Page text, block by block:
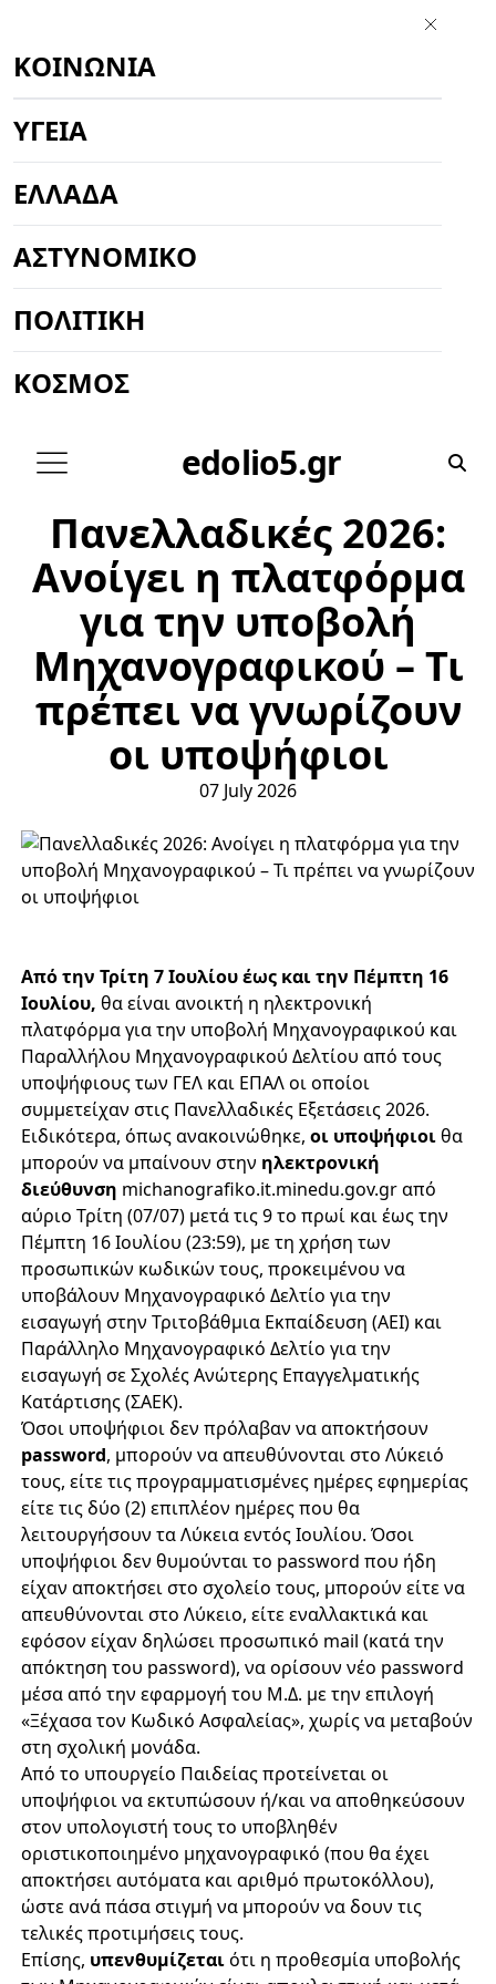
ΚΟΙΝΩΝΊΑ
ΥΓΕΊΑ
ΕΛΛΆΔΑ
ΑΣΤΥΝΟΜΙΚΌ
ΠΟΛΙΤΙΚΉ
ΚΌΣΜΟΣ
edolio5.gr
Πανελλαδικές 2026:
Ανοίγει η πλατφόρμα
για την υποβολή
Μηχανογραφικού – Τι
πρέπει να γνωρίζουν
οι υποψήφιοι
07 July 2026
Από την Τρίτη 7 Ιουλίου έως και την Πέμπτη 16
Ιουλίου, θα είναι ανοικτή η ηλεκτρονική
πλατφόρμα για την υποβολή Μηχανογραφικού και
Παραλλήλου Μηχανογραφικού Δελτίου από τους
υποψήφιους των ΓΕΛ και ΕΠΑΛ οι οποίοι
συμμετείχαν στις Πανελλαδικές Εξετάσεις 2026.
Ειδικότερα, όπως ανακοινώθηκε, οι υποψήφιοιθα
μπορούν να μπαίνουν στην ηλεκτρονική
διεύθυνση michanografiko.it.minedu.gov.gr από
αύριο Τρίτη (07/07) μετά τις 9 το πρωί και έως την
Πέμπτη 16 Ιουλίου (23:59), με τη χρήση των
προσωπικών κωδικών τους, προκειμένου να
υποβάλουν Μηχανογραφικό Δελτίο για την
εισαγωγή στην Τριτοβάθμια Εκπαίδευση (ΑΕΙ) και
Παράλληλο Μηχανογραφικό Δελτίο για την
εισαγωγή σε Σχολές Ανώτερης Επαγγελματικής
Κατάρτισης (ΣΑΕΚ).
Όσοι υποψήφιοι δεν πρόλαβαν να αποκτήσουν
password, μπορούν να απευθύνονται στο Λύκειό
τους, είτε τις προγραμματισμένες ημέρες εφημερίας
είτε τις δύο (2) επιπλέον ημέρες που θα
λειτουργήσουν τα Λύκεια εντός Ιουλίου. Όσοι
υποψήφιοι δεν θυμούνται το password που ήδη
είχαν αποκτήσει στο σχολείο τους, μπορούν είτε να
απευθύνονται στο Λύκειο, είτε εναλλακτικά και
εφόσον είχαν δηλώσει προσωπικό mail (κατά την
απόκτηση του password), να ορίσουν νέο password
μέσα από την εφαρμογή του Μ.Δ. με την επιλογή
«Ξέχασα τον Κωδικό Ασφαλείας», χωρίς να μεταβούν
στη σχολική μονάδα.
Από το υπουργείο Παιδείας προτείνεται οι
υποψήφιοι να εκτυπώσουν ή/και να αποθηκεύσουν
στον υπολογιστή τους το υποβληθέν
οριστικοποιημένο μηχανογραφικό (που θα έχει
αποκτήσει αυτόματα και αριθμό πρωτοκόλλου),
ώστε ανά πάσα στιγμή να μπορούν να δουν τις
τελικές προτιμήσεις τους.
Επίσης, υπενθυμίζεταιότι η προθεσμία υποβολής